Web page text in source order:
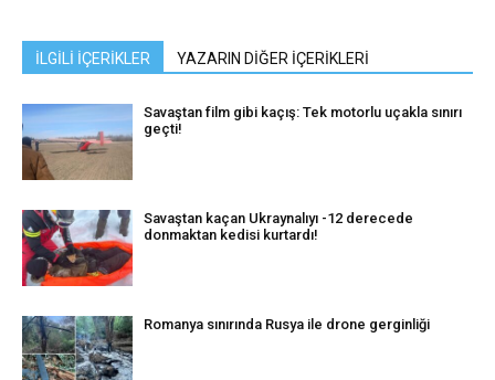
İLGİLİ İÇERİKLER YAZARIN DİĞER İÇERİKLERİ
Savaştan film gibi kaçış: Tek motorlu uçakla sınırı
geçti!
Savaştan kaçan Ukraynalıyı -12 derecede
donmaktan kedisi kurtardı!
Romanya sınırında Rusya ile drone gerginliği